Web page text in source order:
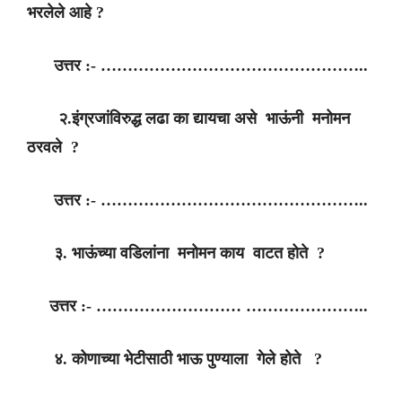
भरलेले आहे ?
उत्तर :- …………………………………………..
२.इंग्रजांविरुद्ध लढा का द्यायचा असे भाऊंनी मनोमन
ठरवले ?
उत्तर :- …………………………………………..
३. भाऊंच्या वडिलांना मनोमन काय वाटत होते ?
उत्तर :- ……………………… …………………..
४. कोणाच्या भेटीसाठी भाऊ पुण्याला गेले होते ?